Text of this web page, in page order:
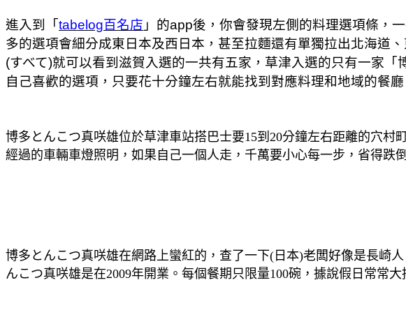
進入到「tabelog百名店 」的app後，你會發現左側的料理選項條，
多的選項會細分成東日本及西日本，甚至拉麵還有單獨拉出北海道
(すべて)就可以看到滋賀入選的一共有五家，草津入選的只有一家
自己喜歡的選項，只要花十分鐘左右就能找到對應料理和地域的餐廳
博多とんこつ真咲雄位於草津車站搭巴士要15到20分鐘左右距離的穴
經過的車輛車燈照明，如果自己一個人走，千萬要小心每一步，省得跌
博多とんこつ真咲雄在網路上蠻紅的，查了一下(日本)老闆好像是長崎
んこつ真咲雄是在2009年開業。每個餐期只限量100碗，據說假日常常